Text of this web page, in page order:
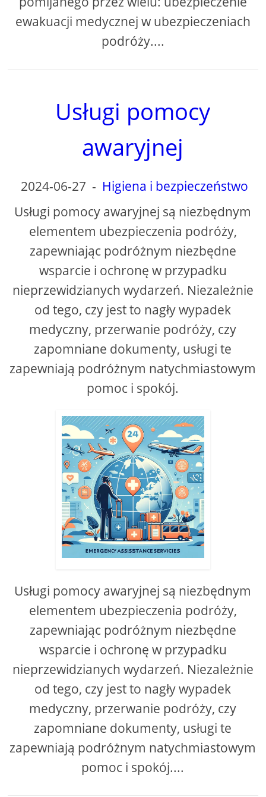
ewakuacji medycznej w ubezpieczeniach
podróży....
Usługi pomocy
awaryjnej
2024-06-27 - Higiena i bezpieczeństwo
Usługi pomocy awaryjnej są niezbędnym
elementem ubezpieczenia podróży,
zapewniając podróżnym niezbędne
wsparcie i ochronę w przypadku
nieprzewidzianych wydarzeń. Niezależnie
od tego, czy jest to nagły wypadek
medyczny, przerwanie podróży, czy
zapomniane dokumenty, usługi te
zapewniają podróżnym natychmiastowym
pomoc i spokój.
Usługi pomocy awaryjnej są niezbędnym
elementem ubezpieczenia podróży,
zapewniając podróżnym niezbędne
wsparcie i ochronę w przypadku
nieprzewidzianych wydarzeń. Niezależnie
od tego, czy jest to nagły wypadek
medyczny, przerwanie podróży, czy
zapomniane dokumenty, usługi te
zapewniają podróżnym natychmiastowym
pomoc i spokój....